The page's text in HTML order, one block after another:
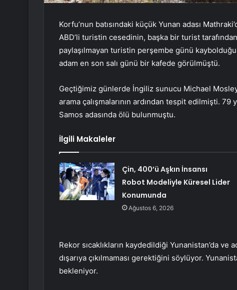
Korfu’nun batısındaki küçük Yunan adası
ABD’li turistin cesedinin, başka bir turist
paylaşılmayan turistin perşembe günü
adam en son salı günü bir kafede görülmüştü.
Geçtiğimiz günlerde İngiliz sunucu Michael
arama çalışmalarının ardından tespit edilmişti.
Samos adasında ölü bulunmuştu.
İlgili Makaleler
Çin, 400’ü Aşkın İnsansı
Robot Modeliyle Küresel Lider
Konumunda
Ağustos 6, 2026
Rekor sıcaklıkların kaydedildiği Yunanistan’da ve
dışarıya çıkılmaması gerektiğini söylüyor.
bekleniyor.